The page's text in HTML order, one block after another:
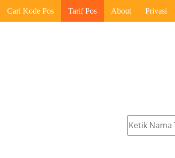
Cari Kode Pos Tarif Pos About Privasi